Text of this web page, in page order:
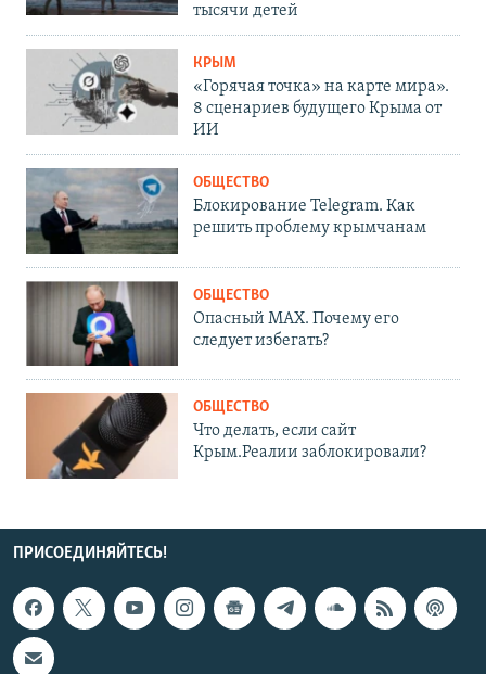
тысячи детей
КРЫМ
«Горячая точка» на карте мира».
8 сценариев будущего Крыма от
ИИ
ОБЩЕСТВО
Блокирование Telegram. Как
решить проблему крымчанам
ОБЩЕСТВО
Опасный MAX. Почему его
следует избегать?
ОБЩЕСТВО
Что делать, если сайт
Крым.Реалии заблокировали?
ПРИСОЕДИНЯЙТЕСЬ!